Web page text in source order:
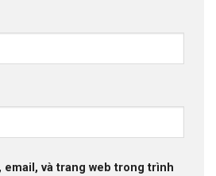
email, và trang web trong trình